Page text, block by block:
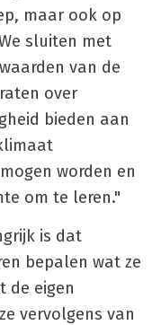
maar ook op
sluiten met
van de
over
bieden aan
worden en
om te leren."
is dat
bepalen wat ze
de eigen
vervolgens van